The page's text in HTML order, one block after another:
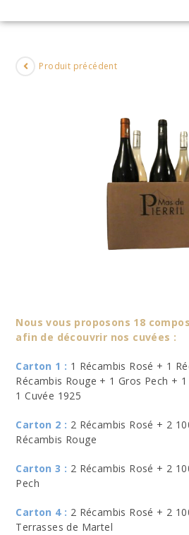
Produit précédent
Nous vous proposons 18
afin de découvrir nos cuvées :
Carton 1 : 1 Récambis Rosé + 1
Récambis Rouge + 1 Gros Pech +
1 Cuvée 1925
Carton 2 : 2 Récambis Rosé + 2
Récambis Rouge
Carton 3 : 2 Récambis Rosé + 2
Pech
Carton 4 : 2 Récambis Rosé + 2
Terrasses de Martel